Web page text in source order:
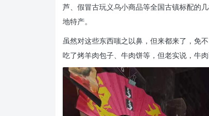
芦、假冒古玩义乌小商品等全国古镇标配的
地特产。
虽然对这些东西嗤之以鼻，但来都来了，免
吃了烤羊肉包子、牛肉饼等，但老实说，牛